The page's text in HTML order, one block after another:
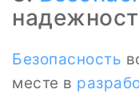
Безопасность
месте в